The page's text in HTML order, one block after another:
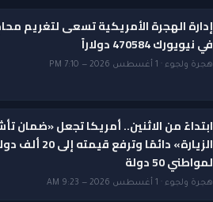
إدارة الهجرة الأمريكية تسعى لتغريم
في نيويورك 470584 دولاراً
هجرة ولجوء · 1 أغسطس 2026 — 7:10 PM
ابتداءً من الاثنين.. أمريكا تجعل «ضمان
الزيارة» دائمًا وترفع قيمته إلى
لمواطني 50 دولة
هجرة ولجوء · 1 أغسطس 2026 — 9:23 AM